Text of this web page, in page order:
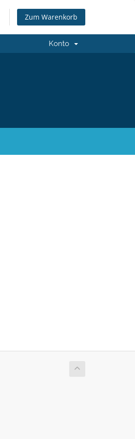
Zum Warenkorb
Konto